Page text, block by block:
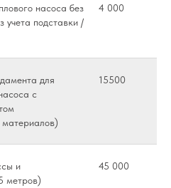
насоса без
учета подставки /
4 000
для
с
15500
и
метров)
45 000